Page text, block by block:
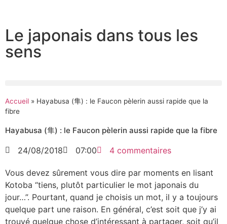
Le japonais dans tous les
sens
Accueil » Hayabusa (隼) : le Faucon pèlerin aussi rapide que la
fibre
Hayabusa (隼) : le Faucon pèlerin aussi rapide que la fibre
24/08/2018 07:00 4 commentaires
Vous devez sûrement vous dire par moments en lisant
Kotoba “tiens, plutôt particulier le mot japonais du
jour…”. Pourtant, quand je choisis un mot, il y a toujours
quelque part une raison. En général, c’est soit que j’y ai
trouvé quelque chose d’intéressant à partager, soit qu’il